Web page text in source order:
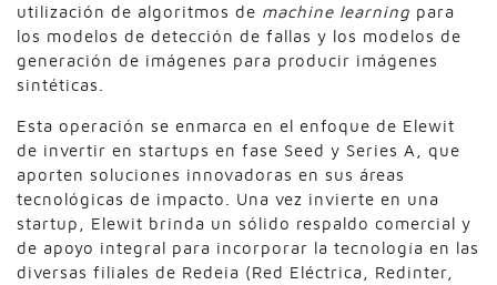
utilización de algoritmos de machine learning para
los modelos de detección de fallas y los modelos de
generación de imágenes para producir imágenes
sintéticas.
Esta operación se enmarca en el enfoque de Elewit
de invertir en startups en fase Seed y Series A, que
aporten soluciones innovadoras en sus áreas
tecnológicas de impacto. Una vez invierte en una
startup, Elewit brinda un sólido respaldo comercial y
de apoyo integral para incorporar la tecnología en las
diversas filiales de Redeia (Red Eléctrica, Redinter,